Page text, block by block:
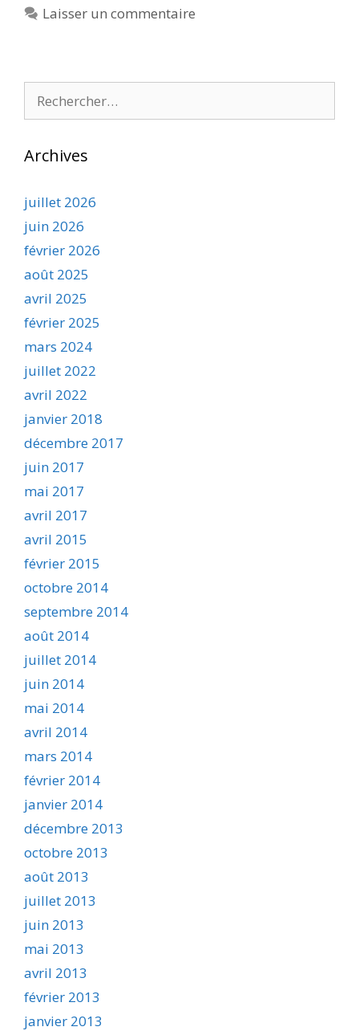
Laisser un commentaire
Archives
juillet 2026
juin 2026
février 2026
août 2025
avril 2025
février 2025
mars 2024
juillet 2022
avril 2022
janvier 2018
décembre 2017
juin 2017
mai 2017
avril 2017
avril 2015
février 2015
octobre 2014
septembre 2014
août 2014
juillet 2014
juin 2014
mai 2014
avril 2014
mars 2014
février 2014
janvier 2014
décembre 2013
octobre 2013
août 2013
juillet 2013
juin 2013
mai 2013
avril 2013
février 2013
janvier 2013